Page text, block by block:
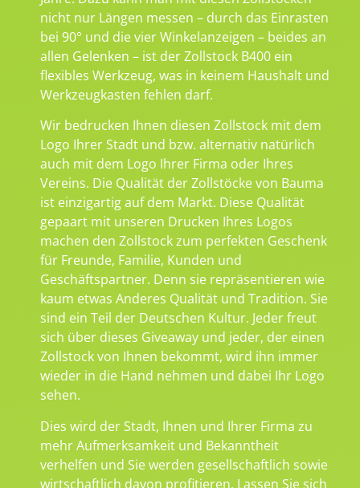
nicht nur Längen messen – durch das Einrasten
bei 90° und die vier Winkelanzeigen – beides an
allen Gelenken – ist der Zollstock B400 ein
flexibles Werkzeug, was in keinem Haushalt und
Werkzeugkasten fehlen darf.
Wir bedrucken Ihnen diesen Zollstock mit dem
Logo Ihrer Stadt und bzw. alternativ natürlich
auch mit dem Logo Ihrer Firma oder Ihres
Vereins. Die Qualität der Zollstöcke von Bauma
ist einzigartig auf dem Markt. Diese Qualität
gepaart mit unseren Drucken Ihres Logos
machen den Zollstock zum perfekten Geschenk
für Freunde, Familie, Kunden und
Geschäftspartner. Denn sie repräsentieren wie
kaum etwas Anderes Qualität und Tradition. Sie
sind ein Teil der Deutschen Kultur. Jeder freut
sich über dieses Giveaway und jeder, der einen
Zollstock von Ihnen bekommt, wird ihn immer
wieder in die Hand nehmen und dabei Ihr Logo
sehen.
Dies wird der Stadt, Ihnen und Ihrer Firma zu
mehr Aufmerksamkeit und Bekanntheit
verhelfen und Sie werden gesellschaftlich sowie
wirtschaftlich davon profitieren. Lassen Sie sich